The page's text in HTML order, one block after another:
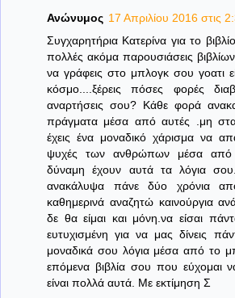
Ανώνυμος 17 Απριλίου 2016 στις
Συγχαρητήρια Κατερίνα για το
πολλές ακόμα παρουσιάσεις
να γράφεις στο μπλογκ σου γοατι
κόσμο....ξέρεις πόσες φορές
αναρτήσεις σου? Κάθε φορά
πράγματα μέσα από αυτές .μη
έχεις ένα μοναδικό χάρισμα να
ψυχές των ανθρώπων μέσα
δύναμη έχουν αυτά τα λόγια
ανακάλυψα πάνε δύο χρόνια
καθημερινά αναζητώ καινούργια
δε θα είμαι και μόνη.να είσαι
ευτυχισμένη για να μας δίνεις
μοναδικά σου λόγια μέσα από το
επόμενα βιβλία σου που εύχομαι
είναι πολλά αυτά. Με εκτίμηση Σ